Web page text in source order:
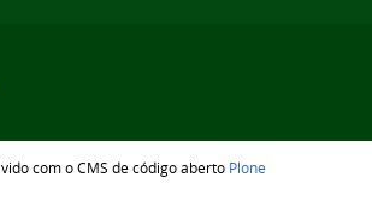
com o CMS de código aberto Plone